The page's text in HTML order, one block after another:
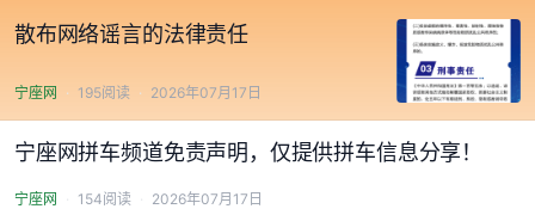
散布网络谣言的法律责任
宁座网 195阅读 2026年07月17日
宁座网拼车频道免责声明，仅提供拼车信息分享！
宁座网 154阅读 2026年07月17日